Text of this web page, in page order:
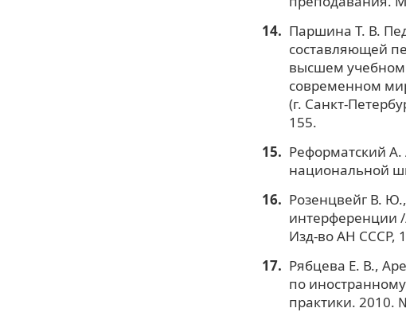
Паршина Т. В.
составляющей
высшем учебном
современном
(г. Санкт-
155.
Реформатский А.
национальной
Розенцвейг В.
интерференции
Изд-во АН СССР,
Рябцева Е. В.,
по
практики. 2010.